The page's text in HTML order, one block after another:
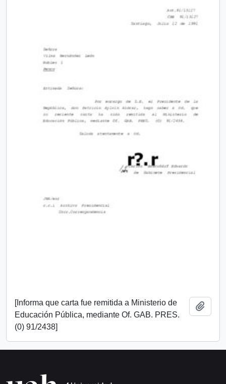
[Informa que carta fue remitida a Ministerio de
Educación Pública, mediante Of. GAB. PRES.
(0) 91/2438]